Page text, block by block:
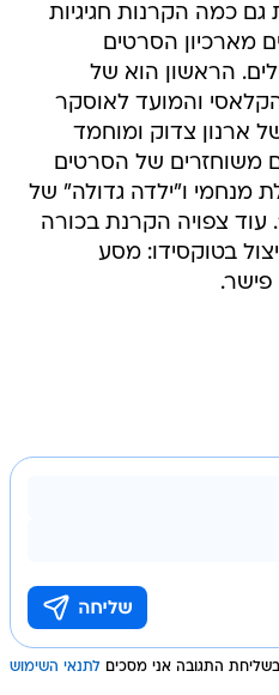
גם כמה הקרנות חגיגיות
מארכיון הסרטים
הראשון הוא של
והמועד לאוסקר
ארנון צדוק ומוחמד
משוחזרים של הסרטים
מנחמי ו"ילדה גדולה" של
נירית ירון, שניהם מ-1988. עוד צפויה הקרנת בכורה
בטוקסידו: מסע
פישר.
בשליחת התגובה אני מסכים לתנאי השימוש